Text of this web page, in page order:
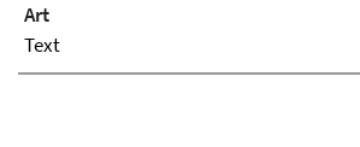
Art
Text